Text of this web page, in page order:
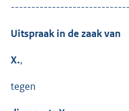
Uitspraak in de zaak van
X.,
tegen